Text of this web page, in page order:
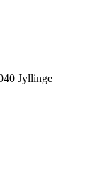
Jyllinge